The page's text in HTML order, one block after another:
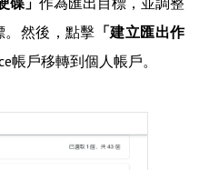
然後，點擊 「建立匯出作
帳戶移轉到個人帳戶。